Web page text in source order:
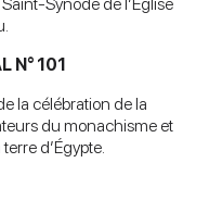
N° 101
la célébration de la
du monachisme et
d’Égypte.